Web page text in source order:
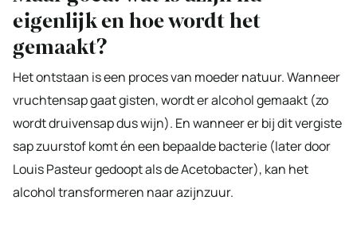
eigenlijk en hoe wordt het
gemaakt?
Het ontstaan is een proces van moeder natuur. Wanneer
vruchtensap gaat gisten, wordt er alcohol gemaakt (zo
wordt druivensap dus wijn). En wanneer er bij dit vergiste
sap zuurstof komt én een bepaalde bacterie (later door
Louis Pasteur gedoopt als de Acetobacter), kan het
alcohol transformeren naar azijnzuur.